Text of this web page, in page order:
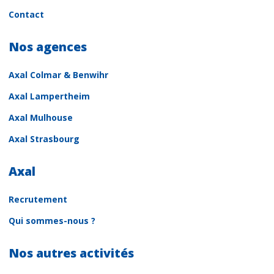
Contact
Nos agences
Axal Colmar & Benwihr
Axal Lampertheim
Axal Mulhouse
Axal Strasbourg
Axal
Recrutement
Qui sommes-nous ?
Nos autres activités